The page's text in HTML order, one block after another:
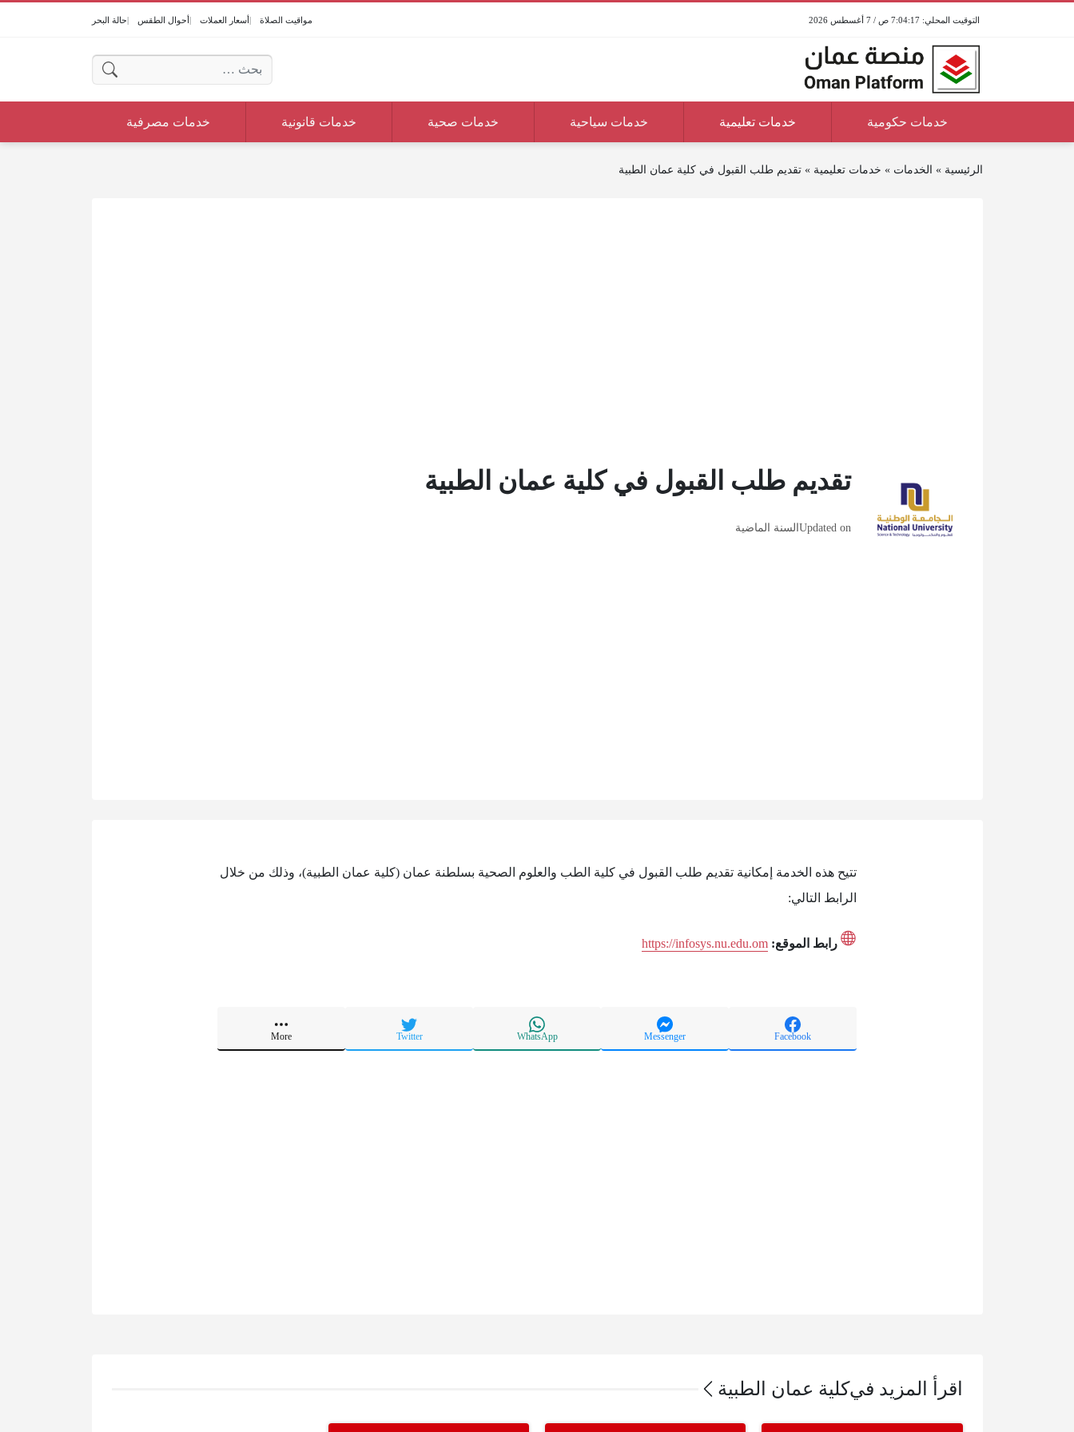
7:04:17 ص / 7 أغسطس 2026 مواقيت الصلاة أسعار العملات أحوال الطقس حالة البحر
البحث عن:
خدمات حكومية خدمات تعليمية خدمات سياحية خدمات صحية خدمات قانونية خدمات مصرفية
الرئيسية » الخدمات » خدمات تعليمية »تقديم طلب القبول في كلية عمان الطبية
تقديم طلب القبول في كلية عمان الطبية
Updated onالسنة الماضية
تتيح هذه الخدمة إمكانية تقديم طلب القبول في كلية الطب والعلوم الصحية بسلطنة عمان (كلية عمان الطبية)، وذلك من خلال
الرابط التالي:
رابط الموقع: https://infosys.nu.edu.om
Facebook
Messenger
WhatsApp
Twitter
More
اقرأ المزيد فيكلية عمان الطبية